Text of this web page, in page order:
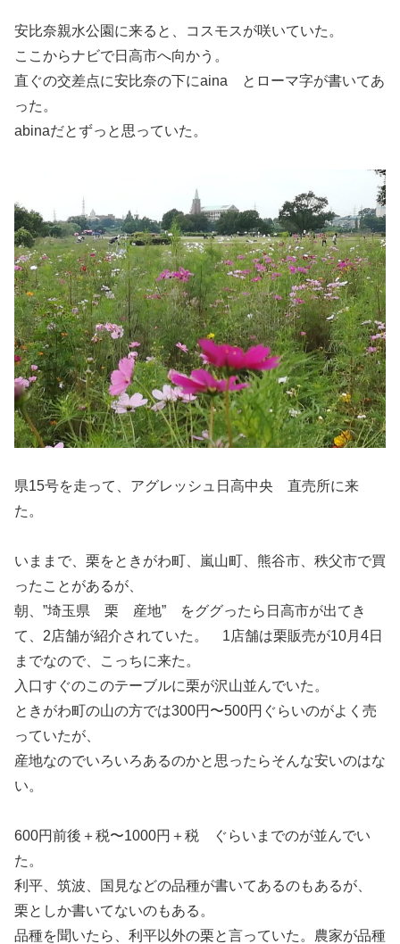
安比奈親水公園に来ると、コスモスが咲いていた。
ここからナビで日高市へ向かう。
直ぐの交差点に安比奈の下にaina とローマ字が書いてあ
った。
abinaだとずっと思っていた。
県15号を走って、アグレッシュ日高中央 直売所に来
た。
いままで、栗をときがわ町、嵐山町、熊谷市、秩父市で買
ったことがあるが、
朝、”埼玉県 栗 産地” をググったら日高市が出てき
て、2店舗が紹介されていた。 1店舗は栗販売が10月4日
までなので、こっちに来た。
入口すぐのこのテーブルに栗が沢山並んでいた。
ときがわ町の山の方では300円〜500円ぐらいのがよく売
っていたが、
産地なのでいろいろあるのかと思ったらそんな安いのはな
い。
600円前後＋税〜1000円＋税 ぐらいまでのが並んでい
た。
利平、筑波、国見などの品種が書いてあるのもあるが、
栗としか書いてないのもある。
品種を聞いたら、利平以外の栗と言っていた。農家が品種